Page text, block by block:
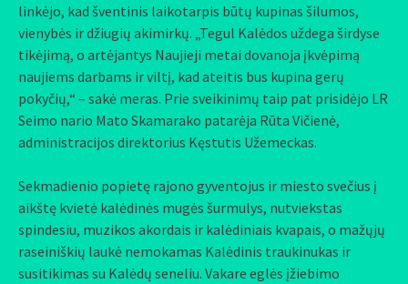
linkėjo, kad šventinis laikotarpis būtų kupinas šilumos,
vienybės ir džiugių akimirkų. „Tegul Kalėdos uždega širdyse
tikėjimą, o artėjantys Naujieji metai dovanoja įkvėpimą
naujiems darbams ir viltį, kad ateitis bus kupina gerų
pokyčių,“ – sakė meras. Prie sveikinimų taip pat prisidėjo LR
Seimo nario Mato Skamarako patarėja Rūta Vičienė,
administracijos direktorius Kęstutis Užemeckas.
Sekmadienio popietę rajono gyventojus ir miesto svečius į
aikštę kvietė kalėdinės mugės šurmulys, nutviekstas
spindesiu, muzikos akordais ir kalėdiniais kvapais, o mažųjų
raseiniškių laukė nemokamas Kalėdinis traukinukas ir
susitikimas su Kalėdų seneliu. Vakare eglės įžiebimo